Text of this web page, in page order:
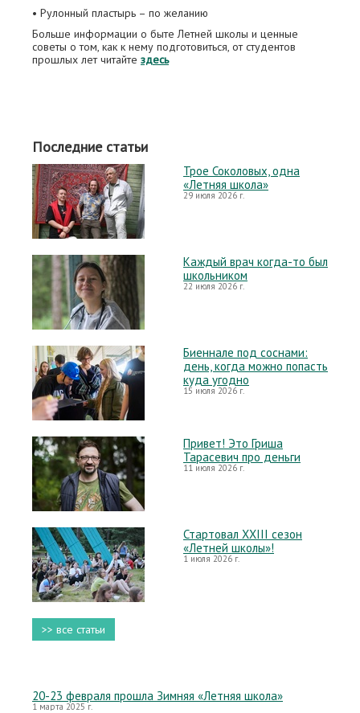
• Рулонный пластырь – по желанию
Больше информации о быте Летней школы и ценные
советы о том, как к нему подготовиться, от студентов
прошлых лет читайте здесь
Последние статьи
Трое Соколовых, одна
«Летняя школа»
29 июля 2026 г.
Каждый врач когда-то был
школьником
22 июля 2026 г.
Биеннале под соснами:
день, когда можно попасть
куда угодно
15 июля 2026 г.
Привет! Это Гриша
Тарасевич про деньги
11 июля 2026 г.
Стартовал XXIII сезон
«Летней школы»!
1 июля 2026 г.
>> все статьи
20-23 февраля прошла Зимняя «Летняя школа»
1 марта 2025 г.